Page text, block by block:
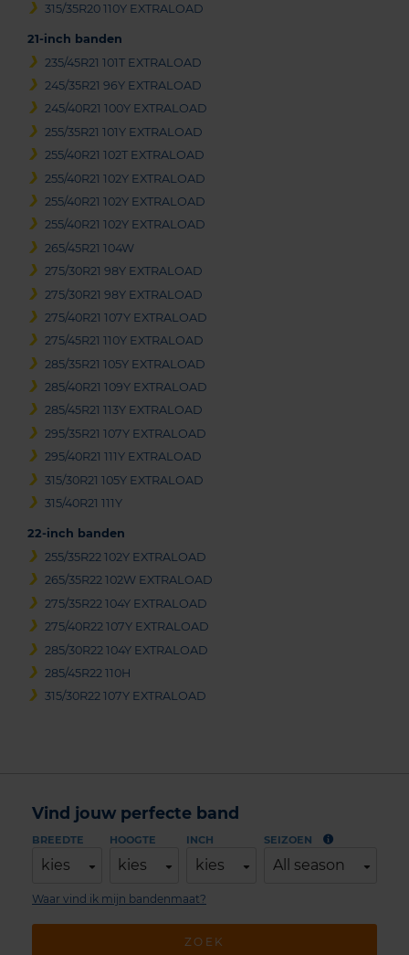
315/35R20 110Y EXTRALOAD
21-inch banden
235/45R21 101T EXTRALOAD
245/35R21 96Y EXTRALOAD
245/40R21 100Y EXTRALOAD
255/35R21 101Y EXTRALOAD
255/40R21 102T EXTRALOAD
255/40R21 102Y EXTRALOAD
255/40R21 102Y EXTRALOAD
255/40R21 102Y EXTRALOAD
265/45R21 104W
275/30R21 98Y EXTRALOAD
275/30R21 98Y EXTRALOAD
275/40R21 107Y EXTRALOAD
275/45R21 110Y EXTRALOAD
285/35R21 105Y EXTRALOAD
285/40R21 109Y EXTRALOAD
285/45R21 113Y EXTRALOAD
295/35R21 107Y EXTRALOAD
295/40R21 111Y EXTRALOAD
315/30R21 105Y EXTRALOAD
315/40R21 111Y
22-inch banden
255/35R22 102Y EXTRALOAD
265/35R22 102W EXTRALOAD
275/35R22 104Y EXTRALOAD
275/40R22 107Y EXTRALOAD
285/30R22 104Y EXTRALOAD
285/45R22 110H
315/30R22 107Y EXTRALOAD
Vind jouw perfecte band
BREEDTE
kies
HOOGTE
kies
INCH
kies
SEIZOEN
All season
ZOEK
Waar vind ik mijn bandenmaat?